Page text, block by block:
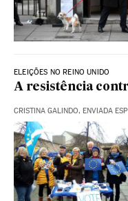
ELEIÇÕES NO REINO UNIDO
A resistência
CRISTINA GALINDO, ENVIADA